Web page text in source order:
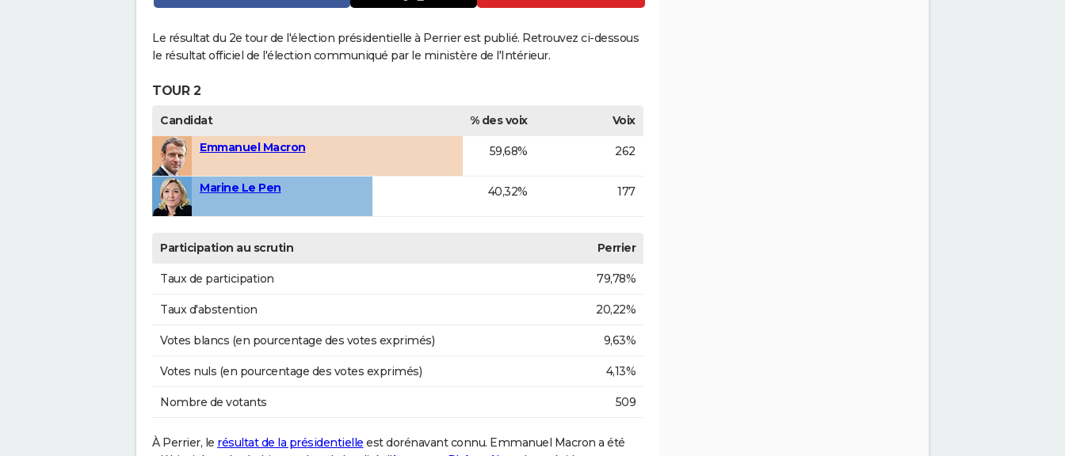
Le résultat du 2e tour de l'élection présidentielle à Perrier est publié. Retrouvez ci-dessous
le résultat officiel de l'élection communiqué par le ministère de l'Intérieur.
TOUR 2
Candidat % des voix
Voix
Emmanuel Macron
59,68% 262
Marine Le Pen 40,32% 177
Participation au scrutin Perrier
Taux de participation 79,78%
Taux d'abstention 20,22%
Votes blancs (en pourcentage des votes exprimés) 9,63%
Votes nuls (en pourcentage des votes exprimés) 4,13%
Nombre de votants 509
À Perrier, le résultat de la présidentielle est dorénavant connu. Emmanuel Macron a été